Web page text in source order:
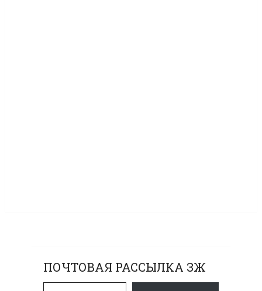
ПОЧТОВАЯ РАССЫЛКА ЗЖ
Введите адрес электронной почты…